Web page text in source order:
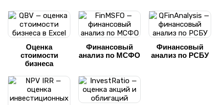
Оценка
стоимости
бизнеса
Финансовый
анализ по МСФО
Финансовый
анализ по РСБУ